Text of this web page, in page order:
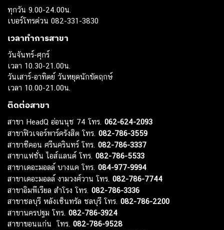
ทุกวัน 9.00-24.00น.
เบอร์โทรด่วน 082-331-3830
เวลาทำการสาขา
วันจันทร์-ศุกร์
เวลา 10.30-21.00น.
วันเสาร์-อาทิตย์ วันหยุดนักขัตฤกษ์
เวลา 10.00-21.00น.
ติดต่อสาขา
สาขา HeadQ อ่อนนุช 74 โทร. 062-624-2093
สาขาฟิวเจอร์พาร์ครังสิต โทร. 082-786-3559
สาขาซีคอน ศรีนครินทร์ โทร. 082-786-3337
สาขาแฟชั่น ไอส์แลนด์ โทร. 082-786-5533
สาขาเดอะมอลล์ บางแค โทร. 084-977-9994
สาขาเดอะมอลล์ งามวงศ์วาน โทร. 082-786-7744
สาขาอิมพีเรียล สำโรง โทร. 082-786-3336
สาขาชลบุรี หลังเซ็นทรัล ชลบุรี โทร. 082-786-2200
สาขานครปฐม โทร. 082-786-3924
สาขาขอนแก่น โทร. 082-786-9528